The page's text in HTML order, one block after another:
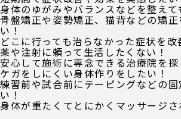
ー
ジ
の
身体のゆがみやバランスなどを整えて
骨盤矯正や姿勢矯正、猫背などの矯
い！
どこに行っても治らなかった症状を改
薬や注射に頼って生活したくない！
安心して施術に専念できる治療院を探
ケガをしにくい身体作りをしたい！
練習前や試合前にテーピングなどの
い！
身体が重たくてとにかくマッサージさ